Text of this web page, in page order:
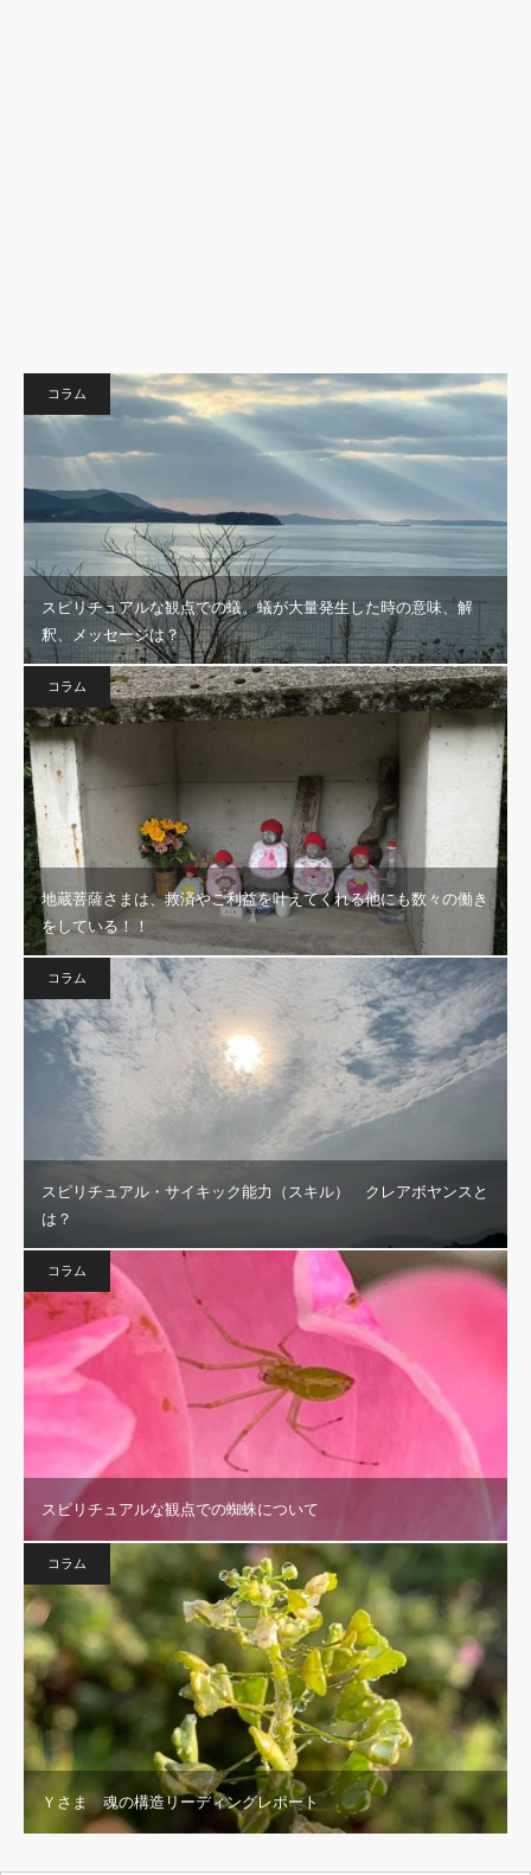
コラム
スピリチュアルな観点での蟻。蟻が大量発生した時の意味、解
釈、メッセージは？
コラム
地蔵菩薩さまは、救済やご利益を叶えてくれる他にも数々の働き
をしている！！
コラム
スピリチュアル・サイキック能力（スキル） クレアボヤンスと
は？
コラム
スピリチュアルな観点での蜘蛛について
コラム
Ｙさま 魂の構造リーディングレポート